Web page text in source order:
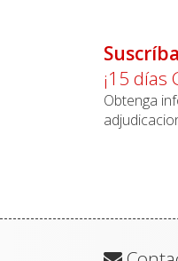
¡15 días
Obtenga